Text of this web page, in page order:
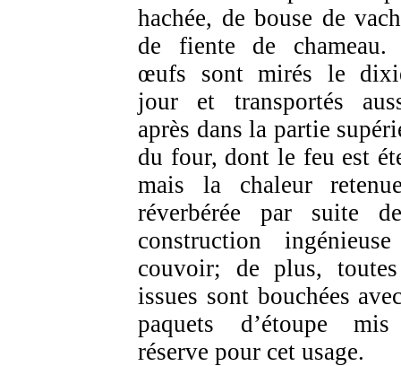
hachée, de bouse de
de fiente de chameau.
œufs sont mirés le
jour et transportés
après dans la partie
du four, dont le feu est
mais la chaleur
réverbérée par suite
construction
couvoir; de plus,
issues sont bouchées
paquets d’étoupe
réserve pour cet usage.